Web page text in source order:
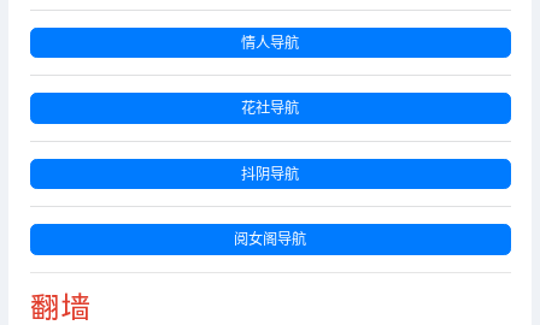
情人导航
花社导航
抖阴导航
阅女阁导航
翻墙